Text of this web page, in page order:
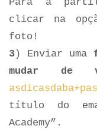
clicar na
foto!
3) Enviar uma
mudar de
título do
Academy”.